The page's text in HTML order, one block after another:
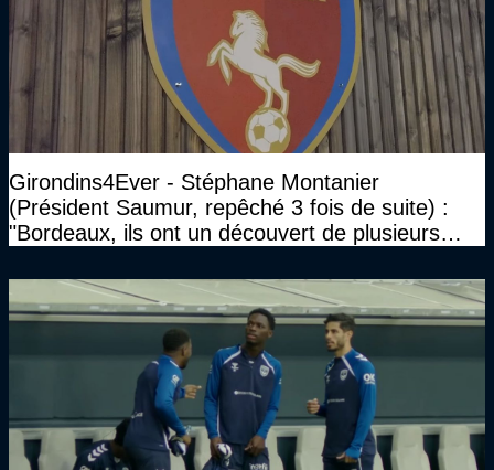
Girondins4Ever - Stéphane Montanier
(Président Saumur, repêché 3 fois de suite) :
"Bordeaux, ils ont un découvert de plusieurs